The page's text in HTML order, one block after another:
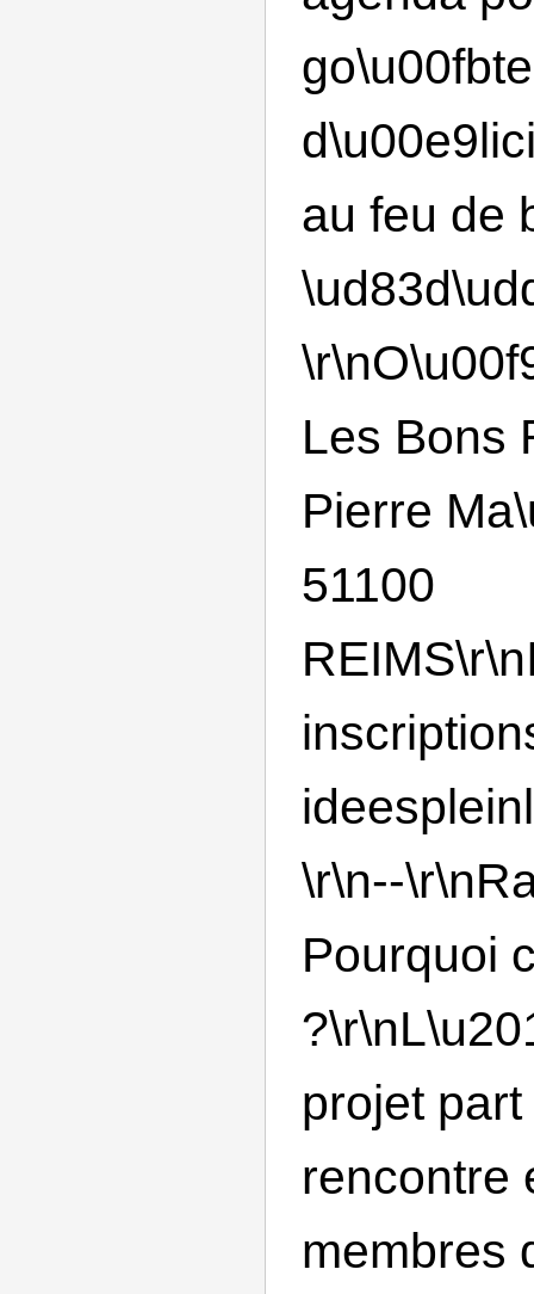
au feu de
Les Bons
Pierre
51100
\r\n--
Pourquoi
projet
rencontre
membres